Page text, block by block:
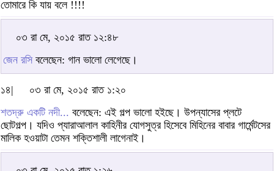
তোমারে কি যায় বলে !!!!
০৩ রা মে, ২০১৫ রাত ১২:৪৮
জেন রসি বলেছেন: গান ভালো লেগেছে।
১৪|
০৩ রা মে, ২০১৫ রাত ১:২০
শতদ্রু একটি নদী... বলেছেন: এই গল্প ভালো হইছে। উপন্যাসের প্লটে
ছোটগল্প। যদিও প্যারাআলাল কাহিনীর যোগসুত্র হিসেবে মিহিনের বাবার গার্মেন্টসের
মালিক হওয়াটা তেমন শক্তিশালী লাগেনাই।